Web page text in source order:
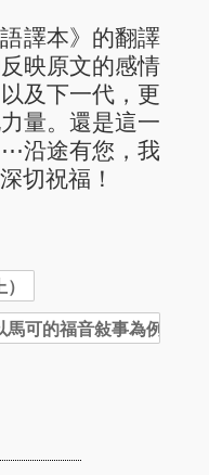
譯本》的翻譯
映原文的感情
及下一代，更
量。還是這一
沿途有您，我
切祝福！